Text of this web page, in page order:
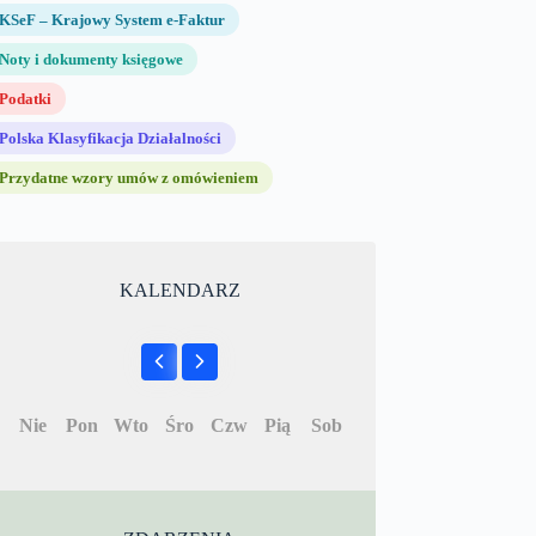
KSeF – Krajowy System e-Faktur
Noty i dokumenty księgowe
Podatki
Polska Klasyfikacja Działalności
Przydatne wzory umów z omówieniem
KALENDARZ
Nie Pon Wto Śro Czw Pią Sob